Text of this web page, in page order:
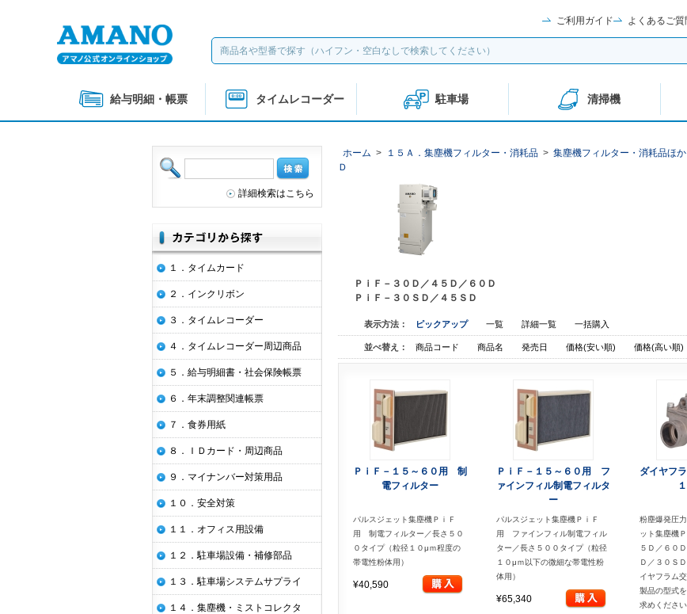
ご利用ガイド よくあるご質
給与明細・帳票 タイムレコーダー 駐車場 清掃機
ホーム > １５Ａ．集塵機フィルター・消耗品 > 集塵機フィルター・消耗品ほか
Ｄ
ＰｉＦ－３０Ｄ／４５Ｄ／６０Ｄ
ＰｉＦ－３０ＳＤ／４５ＳＤ
表示方法： ピックアップ 一覧 詳細一覧 一括購入
並べ替え： 商品コード 商品名 発売日 価格(安い順) 価格(高い順)
ＰｉＦ－１５～６０用 制
電フィルター
パルスジェット集塵機ＰｉＦ
用 制電フィルター／長さ５０
０タイプ（粒径１０μｍ程度の
帯電性粉体用）
¥40,590
ＰｉＦ－１５～６０用 フ
ァインフィル制電フィルタ
ー
パルスジェット集塵機ＰｉＦ
用 ファインフィル制電フィル
ター／長さ５００タイプ（粒径
１０μｍ以下の微細な帯電性粉
体用）
¥65,340
ダイヤフ
粉塵爆発圧
ット集塵機
５Ｄ／６０
Ｄ／３０Ｓ
イヤフラム
製品の型式
求めください
詳細検索はこちら
１．タイムカード
２．インクリボン
３．タイムレコーダー
４．タイムレコーダー周辺商品
５．給与明細書・社会保険帳票
６．年末調整関連帳票
７．食券用紙
８．ＩＤカード・周辺商品
９．マイナンバー対策用品
１０．安全対策
１１．オフィス用設備
１２．駐車場設備・補修部品
１３．駐車場システムサプライ
１４．集塵機・ミストコレクタ